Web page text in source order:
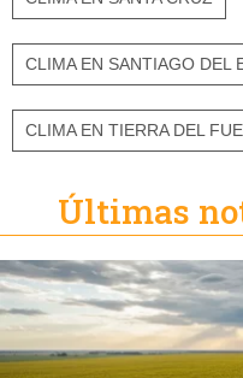
CLIMA EN SANTIAGO DEL
CLIMA EN TIERRA DEL
Últimas